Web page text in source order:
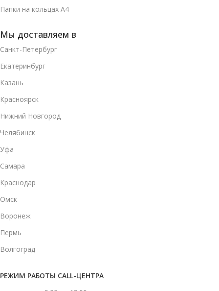
Папки на кольцах А4
Мы доставляем в
Санкт-Петербург
Екатеринбург
Казань
Красноярск
Нижний Новгород
Челябинск
Уфа
Самара
Краснодар
Омск
Воронеж
Пермь
Волгоград
РЕЖИМ РАБОТЫ CALL-ЦЕНТРА